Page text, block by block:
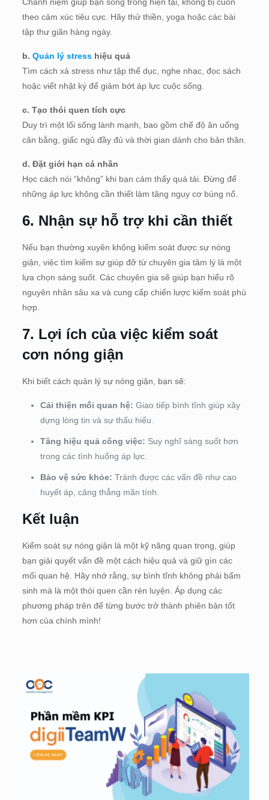
theo cảm xúc tiêu cực. Hãy thử thiền, yoga hoặc các bài
tập thư giãn hàng ngày.
b. Quản lý stresshiệu quả
Tìm cách xả stress như tập thể dục, nghe nhạc, đọc sách
hoặc viết nhật ký để giảm bớt áp lực cuộc sống.
c. Tạo thói quen tích cực
Duy trì một lối sống lành mạnh, bao gồm chế độ ăn uống
cân bằng, giấc ngủ đầy đủ và thời gian dành cho bản thân.
d. Đặt giới hạn cá nhân
Học cách nói “không” khi bạn cảm thấy quá tải. Đừng để
những áp lực không cần thiết làm tăng nguy cơ bùng nổ.
6. Nhận sự hỗ trợ khi cần thiết
Nếu bạn thường xuyên không kiểm soát được sự nóng
giận, việc tìm kiếm sự giúp đỡ từ chuyên gia tâm lý là một
lựa chọn sáng suốt. Các chuyên gia sẽ giúp bạn hiểu rõ
nguyên nhân sâu xa và cung cấp chiến lược kiểm soát phù
hợp.
7. Lợi ích của việc kiểm soát
cơn nóng giận
Khi biết cách quản lý sự nóng giận, bạn sẽ:
Cải thiện mối quan hệ: Giao tiếp bình tĩnh giúp xây
dựng lòng tin và sự thấu hiểu.
Tăng hiệu quả công việc: Suy nghĩ sáng suốt hơn
trong các tình huống áp lực.
Bảo vệ sức khỏe: Tránh được các vấn đề như cao
huyết áp, căng thẳng mãn tính.
Kết luận
Kiểm soát sự nóng giận là một kỹ năng quan trọng, giúp
bạn giải quyết vấn đề một cách hiệu quả và giữ gìn các
mối quan hệ. Hãy nhớ rằng, sự bình tĩnh không phải bẩm
sinh mà là một thói quen cần rèn luyện. Áp dụng các
phương pháp trên để từng bước trở thành phiên bản tốt
hơn của chính mình!